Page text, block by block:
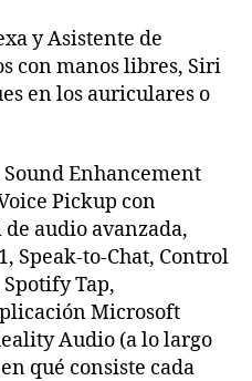
y Asistente de
con manos libres, Siri
en los auriculares o
Enhancement
Pickup con
audio avanzada,
Speak-to-Chat, Control
Tap,
Microsoft
Audio (a lo largo
qué consiste cada